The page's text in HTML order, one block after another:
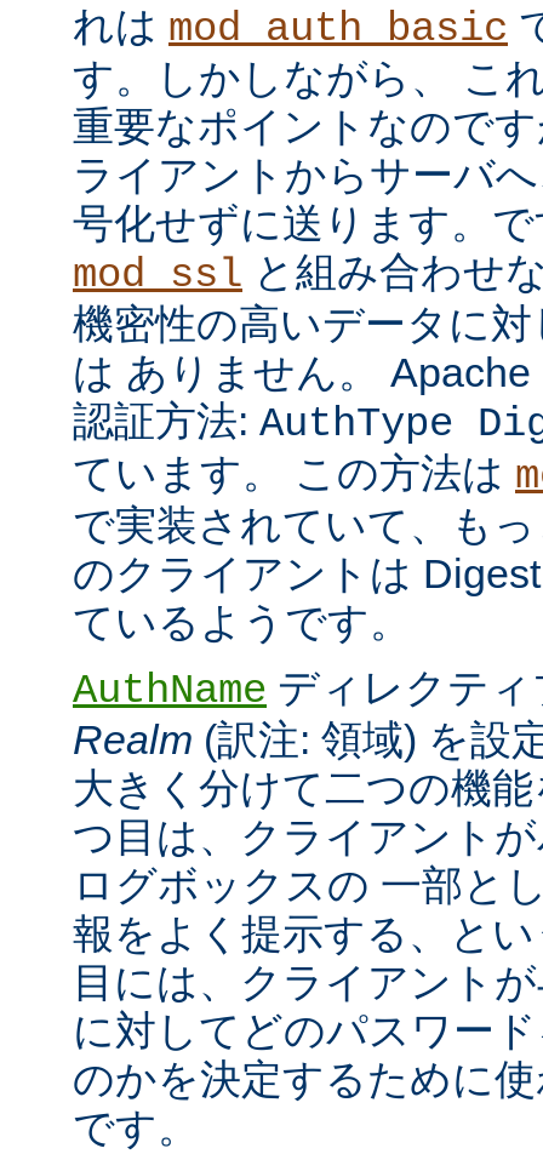
れは mod_auth_basic
す。しかしながら、 こ
重要なポイントなので
ライアントからサーバ
号化せずに送ります。
mod_ssl と組み合わせ
機密性の高いデータに
は ありません。
認証方法: AuthType
ています。 この方法は
で実装されていて、も
のクライアントは
ているようです。
AuthName ディレクテ
Realm (訳注: 領域) を設
大きく分けて二つの機
つ目は、クライアント
ログボックスの 一部と
報をよく提示する、と
目には、クライアント
に対してどのパスワー
のかを決定するために
です。